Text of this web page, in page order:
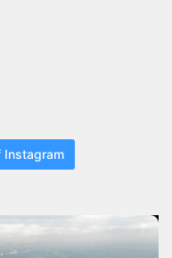
Instagram